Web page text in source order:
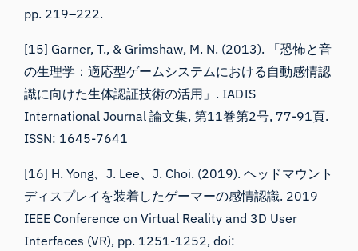
pp. 219–222.
[15] Garner, T., & Grimshaw, M. N. (2013). 「恐怖と音
の生理学：適応型ゲームシステムにおける自動感情認
識に向けた生体認証技術の活用」. IADIS
International Journal 論文集, 第11巻第2号, 77-91頁.
ISSN: 1645-7641
[16] H. Yong、J. Lee、J. Choi. (2019). ヘッドマウント
ディスプレイを装着したゲーマーの感情認識. 2019
IEEE Conference on Virtual Reality and 3D User
Interfaces (VR), pp. 1251-1252, doi: